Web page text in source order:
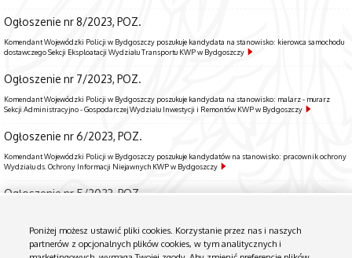
Ogłoszenie nr 8/2023, POZ.
Komendant Wojewódzki Policji w Bydgoszczy poszukuje kandydata na stanowisko: kierowca samochodu
dostawczego Sekcji Eksploatacji Wydziału Transportu KWP w Bydgoszczy
Ogłoszenie nr 7/2023, POZ.
Komendant Wojewódzki Policji w Bydgoszczy poszukuje kandydata na stanowisko: malarz - murarz
Sekcji Administracyjno - Gospodarczej Wydziału Inwestycji i Remontów KWP w Bydgoszczy
Ogłoszenie nr 6/2023, POZ.
Komendant Wojewódzki Policji w Bydgoszczy poszukuje kandydatów na stanowisko: pracownik ochrony
Wydziału ds. Ochrony Informacji Niejawnych KWP w Bydgoszczy
Ogłoszenie nr 5/2023, POZ.
Ogłoszenie nr 3/2023, POZ.
Poniżej możesz ustawić pliki cookies. Korzystanie przez nas i naszych
partnerów z opcjonalnych plików cookies, w tym analitycznych i